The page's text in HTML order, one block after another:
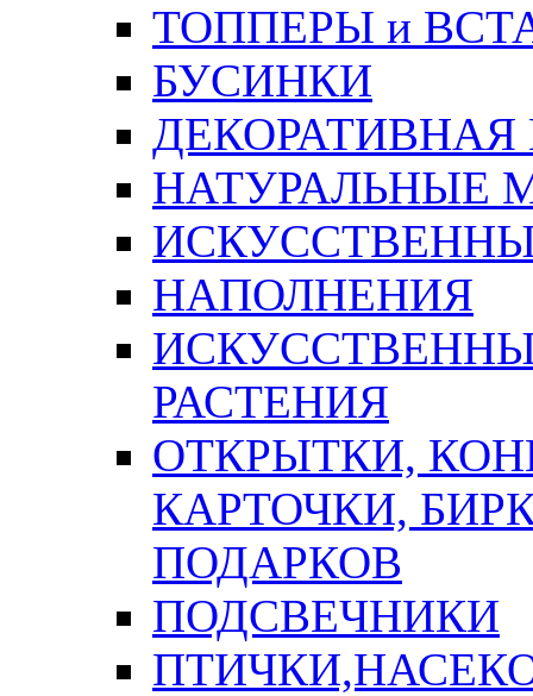
ТОППЕРЫ и
БУСИНКИ
ДЕКОРАТИВНАЯ
НАТУРАЛЬНЫЕ
НАПОЛНЕНИЯ
РАСТЕНИЯ
ОТКРЫТКИ,
КАРТОЧКИ,
ПОДАРКОВ
ПОДСВЕЧНИКИ